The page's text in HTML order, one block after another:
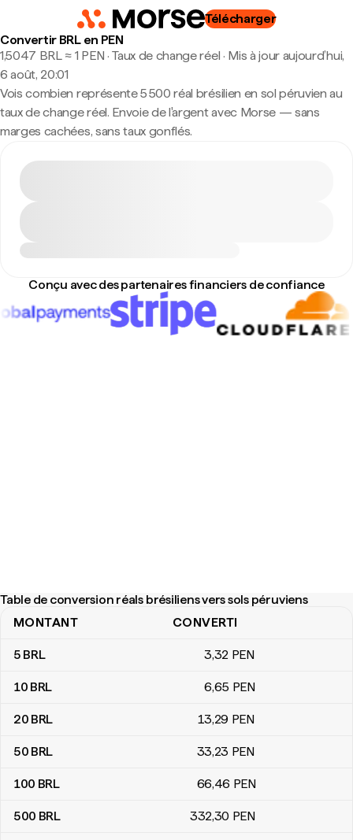
Télécharger
Convertir BRL en PEN
1,5047 BRL ≈ 1 PEN · Taux de change réel · Mis à jour aujourd’hui,
6 août, 20:01
Vois combien représente 5 500 réal brésilien en sol péruvien au
taux de change réel. Envoie de l'argent avec Morse — sans
marges cachées, sans taux gonflés.
Conçu avec des partenaires financiers de confiance
Table de conversion réals brésiliens vers sols péruviens
Table de conversion réals brésiliens vers sols péruviens
MONTANT CONVERTI
5 BRL 3,32 PEN
10 BRL 6,65 PEN
20 BRL 13,29 PEN
50 BRL 33,23 PEN
100 BRL 66,46 PEN
500 BRL 332,30 PEN